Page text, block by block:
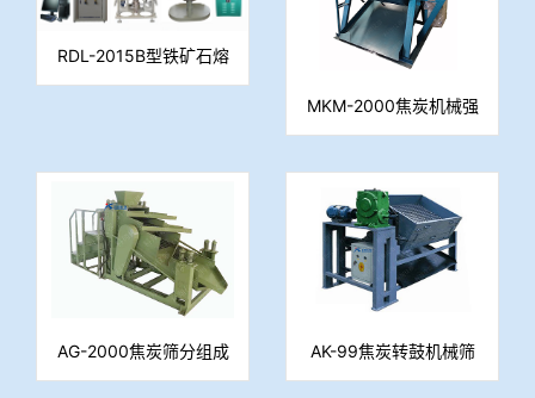
RDL-2015B型铁矿石熔
滴性能试验装置 （含
MKM-2000焦炭机械强
度测定转鼓
AG-2000焦炭筛分组成
机械筛
AK-99焦炭转鼓机械筛